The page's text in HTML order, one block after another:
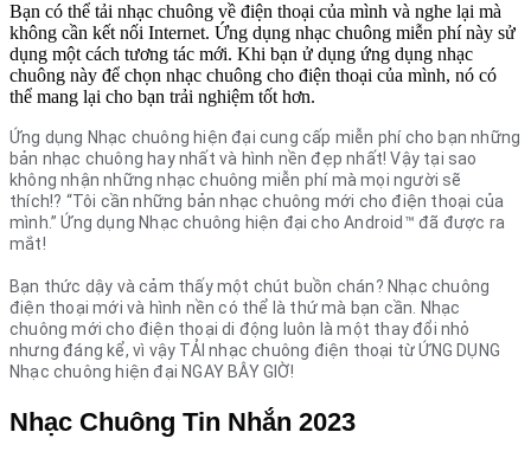
Bạn có thể tải nhạc chuông về điện thoại của mình và nghe lại mà
không cần kết nối Internet. Ứng dụng nhạc chuông miễn phí này sử
dụng một cách tương tác mới. Khi bạn ử dụng ứng dụng nhạc
chuông này để chọn nhạc chuông cho điện thoại của mình, nó có
thể mang lại cho bạn trải nghiệm tốt hơn.
Ứng dụng Nhạc chuông hiện đại cung cấp miễn phí cho bạn những
bản nhạc chuông hay nhất và hình nền đẹp nhất! Vậy tại sao
không nhận những nhạc chuông miễn phí mà mọi người sẽ
thích!? “Tôi cần những bản nhạc chuông mới cho điện thoại của
mình.” Ứng dụng Nhạc chuông hiện đại cho Android™ đã được ra
mắt!
Bạn thức dậy và cảm thấy một chút buồn chán? Nhạc chuông
điện thoại mới và hình nền có thể là thứ mà bạn cần. Nhạc
chuông mới cho điện thoại di động luôn là một thay đổi nhỏ
nhưng đáng kể, vì vậy TẢI nhạc chuông điện thoại từ ỨNG DỤNG
Nhạc chuông hiện đại NGAY BÂY GIỜ!
Nhạc Chuông Tin Nhắn 2023